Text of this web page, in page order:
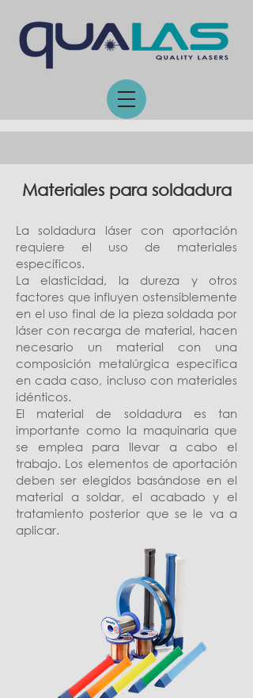
Materiales para soldadura
Lasoldadura lásercon aportación
requiere el uso de materiales
específicos.
La elasticidad, la dureza y otros
factores que influyen ostensiblemente
en el uso final de la pieza soldada por
láser con recarga de material, hacen
necesario un material con una
composición metalúrgica especifica
en cada caso, incluso con materiales
idénticos.
El material de soldadura es tan
importante como la maquinaria que
se emplea para llevar a cabo el
trabajo. Los elementos de aportación
deben ser elegidos basándose en el
material a soldar, el acabado y el
tratamiento posterior que se le va a
aplicar.